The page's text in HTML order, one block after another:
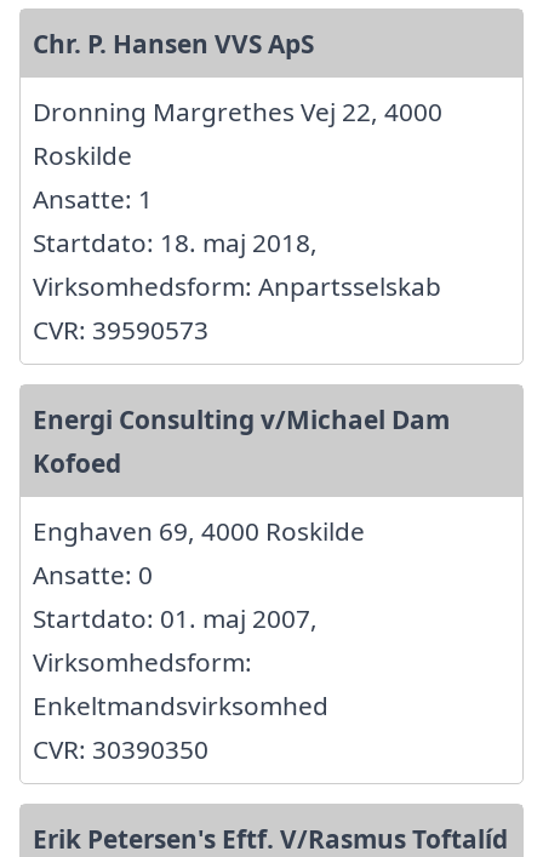
Chr. P. Hansen VVS ApS
Dronning Margrethes Vej 22, 4000
Roskilde
Ansatte: 1
Startdato: 18. maj 2018,
Virksomhedsform: Anpartsselskab
CVR: 39590573
Energi Consulting v/Michael Dam
Kofoed
Enghaven 69, 4000 Roskilde
Ansatte: 0
Startdato: 01. maj 2007,
Virksomhedsform:
Enkeltmandsvirksomhed
CVR: 30390350
Erik Petersen's Eftf. V/Rasmus Toftalíd